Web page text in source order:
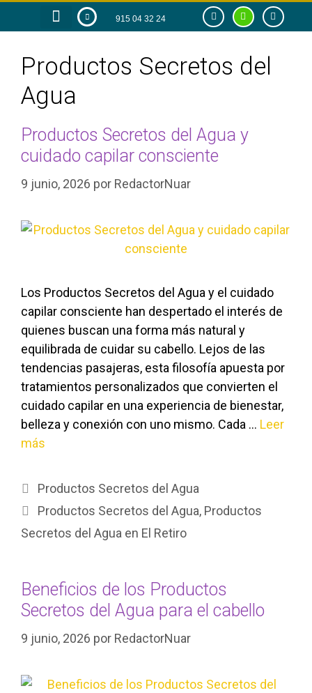
915 04 32 24
Productos Secretos del
Agua
Productos Secretos del Agua y
cuidado capilar consciente
9 junio, 2026 por RedactorNuar
Los Productos Secretos del Agua y el cuidado
capilar consciente han despertado el interés de
quienes buscan una forma más natural y
equilibrada de cuidar su cabello. Lejos de las
tendencias pasajeras, esta filosofía apuesta por
tratamientos personalizados que convierten el
cuidado capilar en una experiencia de bienestar,
belleza y conexión con uno mismo. Cada … Leer
más
Productos Secretos del Agua
Productos Secretos del Agua, Productos
Secretos del Agua en El Retiro
Beneficios de los Productos
Secretos del Agua para el cabello
9 junio, 2026 por RedactorNuar